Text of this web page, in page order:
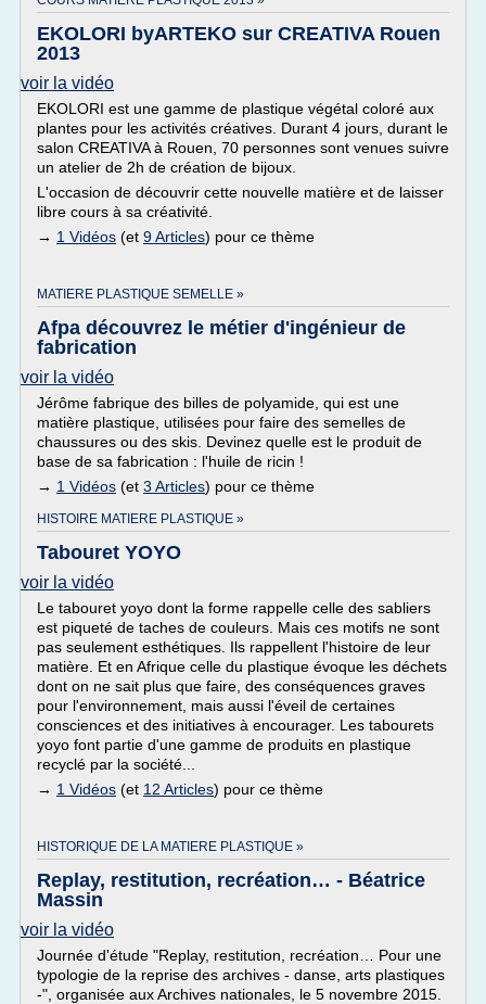
EKOLORI byARTEKO sur CREATIVA Rouen
2013
voir la vidéo
EKOLORI est une gamme de plastique végétal coloré aux
plantes pour les activités créatives. Durant 4 jours, durant le
salon CREATIVA à Rouen, 70 personnes sont venues suivre
un atelier de 2h de création de bijoux.
L'occasion de découvrir cette nouvelle matière et de laisser
libre cours à sa créativité.
→ 1 Vidéos (et 9 Articles) pour ce thème
MATIERE PLASTIQUE SEMELLE »
Afpa découvrez le métier d'ingénieur de
fabrication
voir la vidéo
Jérôme fabrique des billes de polyamide, qui est une
matière plastique, utilisées pour faire des semelles de
chaussures ou des skis. Devinez quelle est le produit de
base de sa fabrication : l'huile de ricin !
→ 1 Vidéos (et 3 Articles) pour ce thème
HISTOIRE MATIERE PLASTIQUE »
Tabouret YOYO
voir la vidéo
Le tabouret yoyo dont la forme rappelle celle des sabliers
est piqueté de taches de couleurs. Mais ces motifs ne sont
pas seulement esthétiques. Ils rappellent l'histoire de leur
matière. Et en Afrique celle du plastique évoque les déchets
dont on ne sait plus que faire, des conséquences graves
pour l'environnement, mais aussi l'éveil de certaines
consciences et des initiatives à encourager. Les tabourets
yoyo font partie d'une gamme de produits en plastique
recyclé par la société...
→ 1 Vidéos (et 12 Articles) pour ce thème
HISTORIQUE DE LA MATIERE PLASTIQUE »
Replay, restitution, recréation… - Béatrice
Massin
voir la vidéo
Journée d'étude "Replay, restitution, recréation… Pour une
typologie de la reprise des archives - danse, arts plastiques
-", organisée aux Archives nationales, le 5 novembre 2015.